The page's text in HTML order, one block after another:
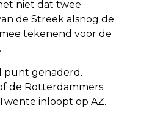
niet dat twee
de Streek alsnog de
tekenend voor de
punt genaderd.
de Rotterdammers
inloopt op AZ.